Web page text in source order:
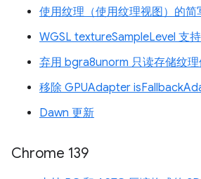
使用纹理（使用纹理视图）的简
WGSL textureSampleLevel 支
弃用 bgra8unorm 只读存储纹
移除 GPUAdapter
Dawn 更新
Chrome 139